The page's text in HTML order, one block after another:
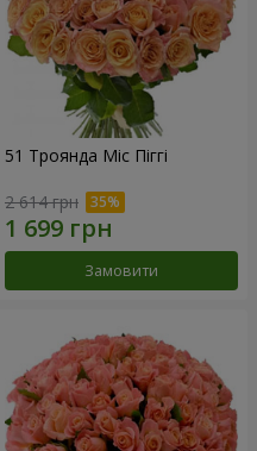
51 Троянда Міс Піггі
2 614 грн
Замовити